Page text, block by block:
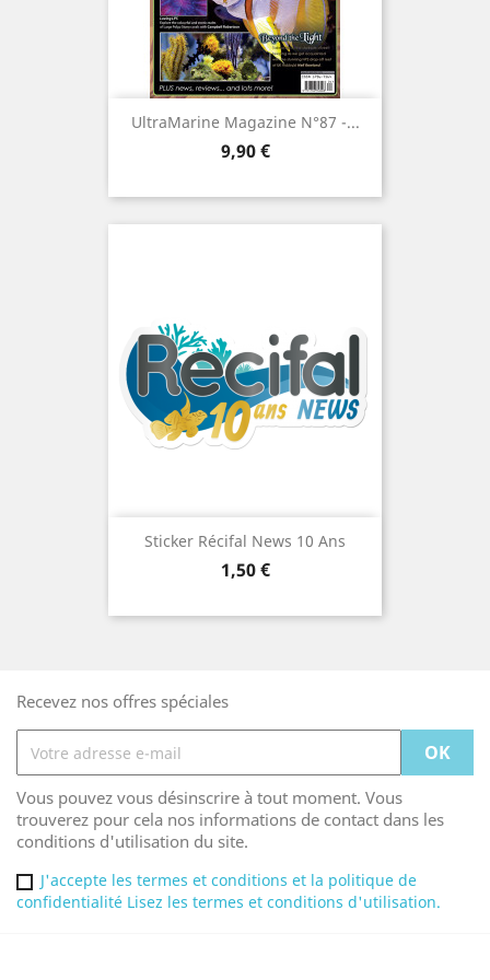
UltraMarine Magazine N°87 -...
Prix
9,90 €
Sticker Récifal News 10 Ans
Prix
1,50 €
Recevez nos offres spéciales
Vous pouvez vous désinscrire à tout moment. Vous
trouverez pour cela nos informations de contact dans les
conditions d'utilisation du site.
J'accepte les termes et conditions et la politique de
confidentialité Lisez les termes et conditions d'utilisation.